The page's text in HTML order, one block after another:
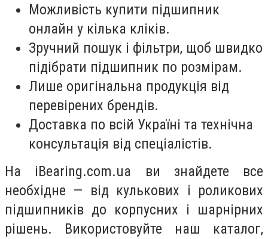
Можливість купити підшипник
онлайн у кілька кліків.
Зручний пошук і фільтри, щоб швидко
підібрати підшипник по розмірам.
Лише оригінальна продукція від
перевірених брендів.
Доставка по всій Україні та технічна
консультація від спеціалістів.
На iBearing.com.ua ви знайдете все
необхідне — від кулькових і роликових
підшипників до корпусних і шарнірних
рішень. Використовуйте наш каталог,